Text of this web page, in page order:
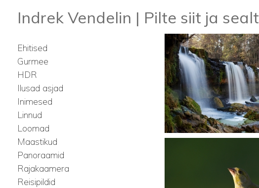
Indrek Vendelin | Pilte siit ja sealt
Ehitised
Gurmee
HDR
Ilusad asjad
Inimesed
Linnud
Loomad
Maastikud
Panoraamid
Rajakaamera
Reisipildid